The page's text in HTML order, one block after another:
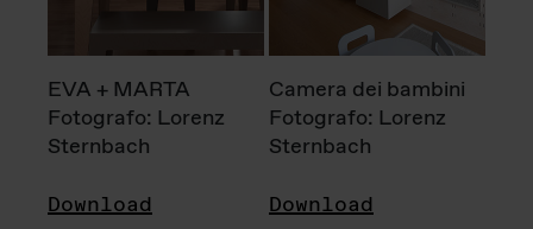
EVA + MARTA
Fotografo: Lorenz
Sternbach
Download
Camera dei bambini
Fotografo: Lorenz
Sternbach
Download